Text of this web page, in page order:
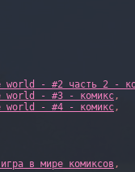
- #2 часть 2 -
- #3 - комикс,
- #4 - комикс,
в мире комиксов ,